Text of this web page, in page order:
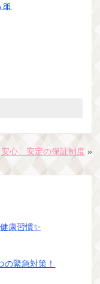
安心、安定の保証制度 »
康習慣✨
緊急対策！